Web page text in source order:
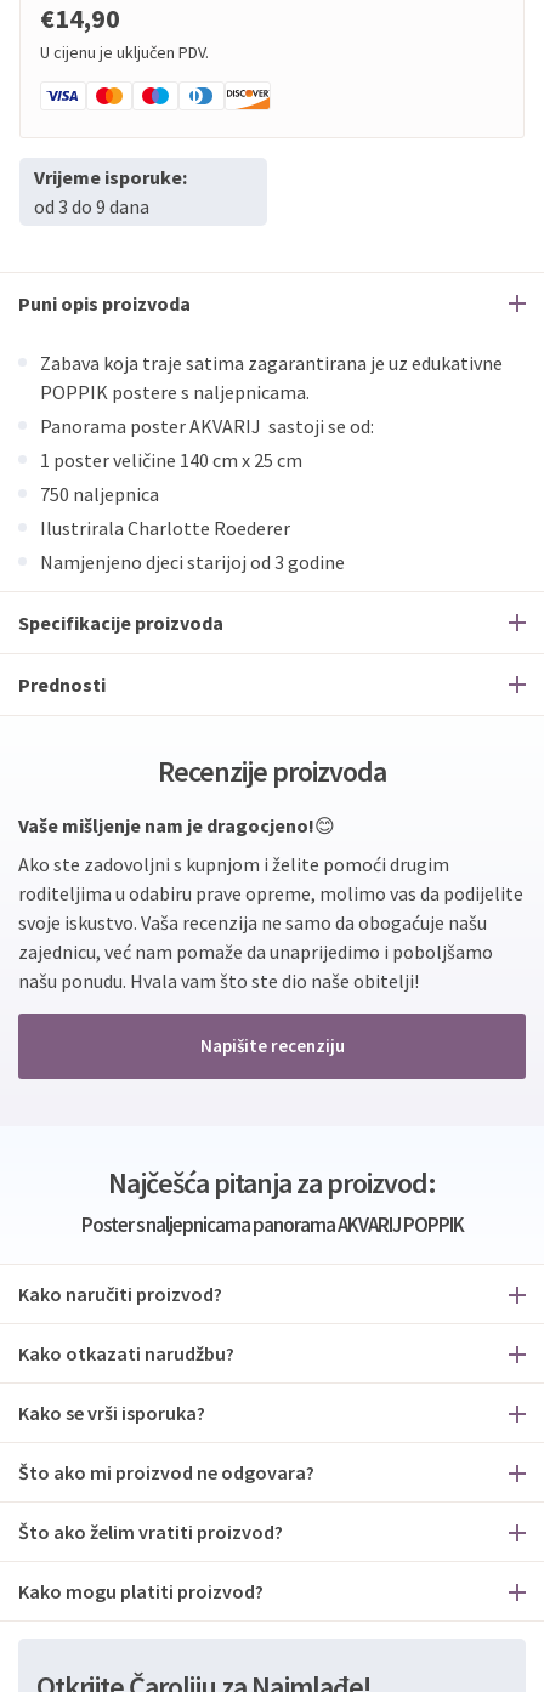
€14,90
U cijenu je uključen PDV.
Vrijeme isporuke:
od 3 do 9 dana
Puni opis proizvoda
Zabava koja traje satima zagarantirana je uz edukativne
POPPIK postere s naljepnicama.
Panorama poster AKVARIJ sastoji se od:
1 poster veličine 140 cm x 25 cm
750 naljepnica
Ilustrirala Charlotte Roederer
Namjenjeno djeci starijoj od 3 godine
Specifikacije proizvoda
Prednosti
Recenzije proizvoda
Vaše mišljenje nam je dragocjeno!😊
Ako ste zadovoljni s kupnjom i želite pomoći drugim
roditeljima u odabiru prave opreme, molimo vas da podijelite
svoje iskustvo. Vaša recenzija ne samo da obogaćuje našu
zajednicu, već nam pomaže da unaprijedimo i poboljšamo
našu ponudu. Hvala vam što ste dio naše obitelji!
Napišite recenziju
Najčešća pitanja za proizvod:
Poster s naljepnicama panorama AKVARIJ POPPIK
Kako naručiti proizvod?
Kako otkazati narudžbu?
Kako se vrši isporuka?
Što ako mi proizvod ne odgovara?
Što ako želim vratiti proizvod?
Kako mogu platiti proizvod?